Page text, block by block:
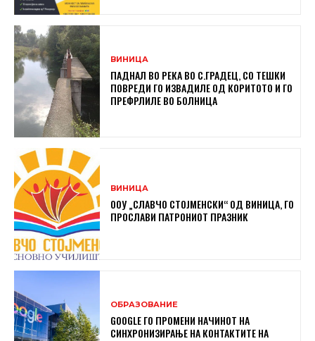
ВИНИЦА
ПАДНАЛ ВО РЕКА ВО С.ГРАДЕЦ, СО ТЕШКИ
ПОВРЕДИ ГО ИЗВАДИЛЕ ОД КОРИТОТО И ГО
ПРЕФРЛИЛЕ ВО БОЛНИЦА
ВИНИЦА
ООУ „СЛАВЧО СТОЈМЕНСКИ“ ОД ВИНИЦА, ГО
ПРОСЛАВИ ПАТРОНИОТ ПРАЗНИК
ОБРАЗОВАНИЕ
GOOGLE ГО ПРОМЕНИ НАЧИНОТ НА
СИНХРОНИЗИРАЊЕ НА КОНТАКТИТЕ НА